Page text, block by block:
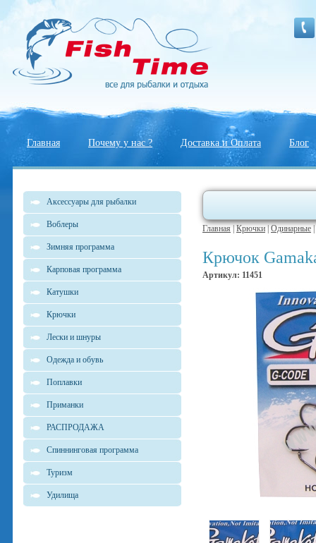
Главная Почему у нас ? Доставка и Оплата Блог
Аксессуары для рыбалки
Воблеры
Зимняя программа
Карповая программа
Катушки
Крючки
Лески и шнуры
Одежда и обувь
Поплавки
Приманки
РАСПРОДАЖА
Спиннинговая программа
Туризм
Удилища
Главная Крючки Одинарные
Крючок
Артикул: 11451